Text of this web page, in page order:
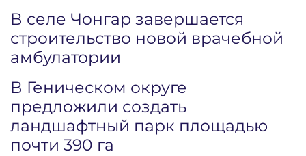
В селе Чонгар завершается
строительство новой врачебной
амбулатории
В Геническом округе
предложили создать
ландшафтный парк площадью
почти 390 га